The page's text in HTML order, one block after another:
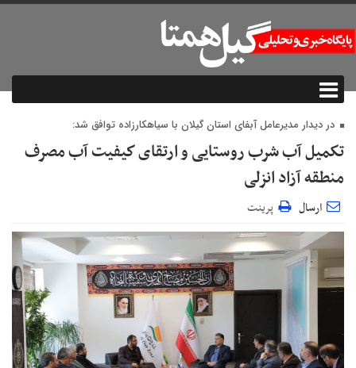
در دیدار مدیرعامل آبفای استان گیلان با سیاهکارزاده توافق شد:
تكمیل آب شرب روستایی و ارتقای كیفیت آب مصرف
منطقه آزاد انزلی
ارسال پرینت